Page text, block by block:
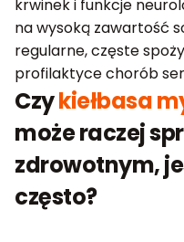
krwinek i funkcje
na wysoką zawartość
regularne, częste
profilaktyce chorób
Czykiełbasa
może raczej
zdrowotnym,
często?